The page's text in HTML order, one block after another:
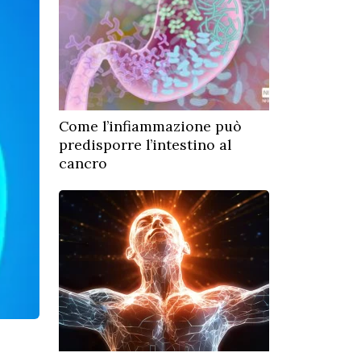
Come l’infiammazione può
predisporre l’intestino al
cancro